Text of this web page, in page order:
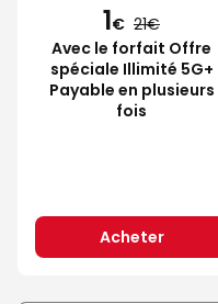
1€ 21
Avec le forfait Offre
spéciale Illimité 5G+
Payable en plusieurs
fois
Acheter